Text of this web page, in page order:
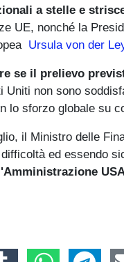
a stelle e
UE, nonché la
Ursula von der
se il prelievo
non sono
lo sforzo globale su
il Ministro delle
ed essendo